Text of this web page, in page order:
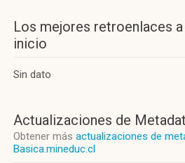
Los mejores retroenlaces a
inicio
Sin dato
Actualizaciones de
Obtener más actualizaciones de
Basica.mineduc.cl